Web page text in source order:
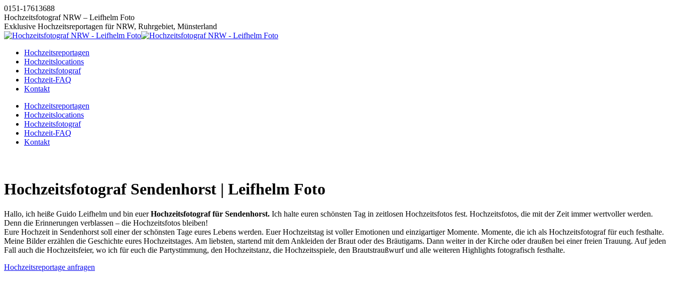
Zum
Inhalt
springen
0151-17613688
Hochzeitsfotograf NRW – Leifhelm Foto
Exklusive Hochzeitsreportagen für NRW, Ruhrgebiet, Münsterland
Hochzeitsreportagen
Hochzeitslocations
Hochzeitsfotograf
Hochzeit-FAQ
Kontakt
Instagram
page
opens
new
Facebook
page
opens
new
Pinterest
page
opens
new
page
opens
new
Hochzeitsreportagen
Hochzeitslocations
Hochzeitsfotograf
Hochzeit-FAQ
Kontakt
Hochzeitsfotograf Sendenhorst | Leifhelm Foto
Hallo, ich heiße Guido Leifhelm und bin euerHochzeitsfotograf für Sendenhorst. Ich halte euren schönsten Tag in zeitlosen Hochzeitsfotos fest. Hochzeitsfotos, die mit der Zeit immer wertvoller werden.
Denn die Erinnerungen verblassen – die Hochzeitsfotos bleiben!
Eure Hochzeit in Sendenhorst soll einer der schönsten Tage eures Lebens werden. Euer Hochzeitstag ist voller Emotionen und einzigartiger Momente. Momente, die ich als Hochzeitsfotograf für euch festhalte.
Meine Bilder erzählen die Geschichte eures Hochzeitstages. Am liebsten, startend mit dem Ankleiden der Braut oder des Bräutigams. Dann weiter in der Kirche oder draußen bei einer freien Trauung. Auf jeden
Fall auch die Hochzeitsfeier, wo ich für euch die Partystimmung, den Hochzeitstanz, die Hochzeitsspiele, den Brautstraußwurf und alle weiteren Highlights fotografisch festhalte.
Hochzeitsreportage anfragen